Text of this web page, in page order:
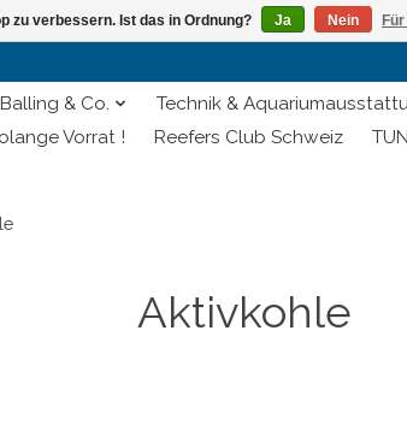
Balling & Co. Technik &
Vorrat !
Reefers Club Schweiz
Aktivkohle
zu verbessern. Ist das in Ordnung? Ja Nein